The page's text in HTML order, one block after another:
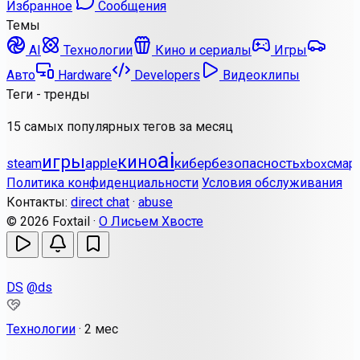
Избранное
Сообщения
Темы
AI
Технологии Кино и сериалы
Игры
Авто
Hardware Developers
Видеоклипы
Теги - тренды
15 самых популярных тегов за месяц
steamигрыappleкиноaiкибербезопасностьxbox
Политика конфиденциальности Условия обслуживания
Контакты: direct chat · abuse
© 2026 Foxtail · О Лисьем Хвосте
DS @ds
Технологии · 2 мес